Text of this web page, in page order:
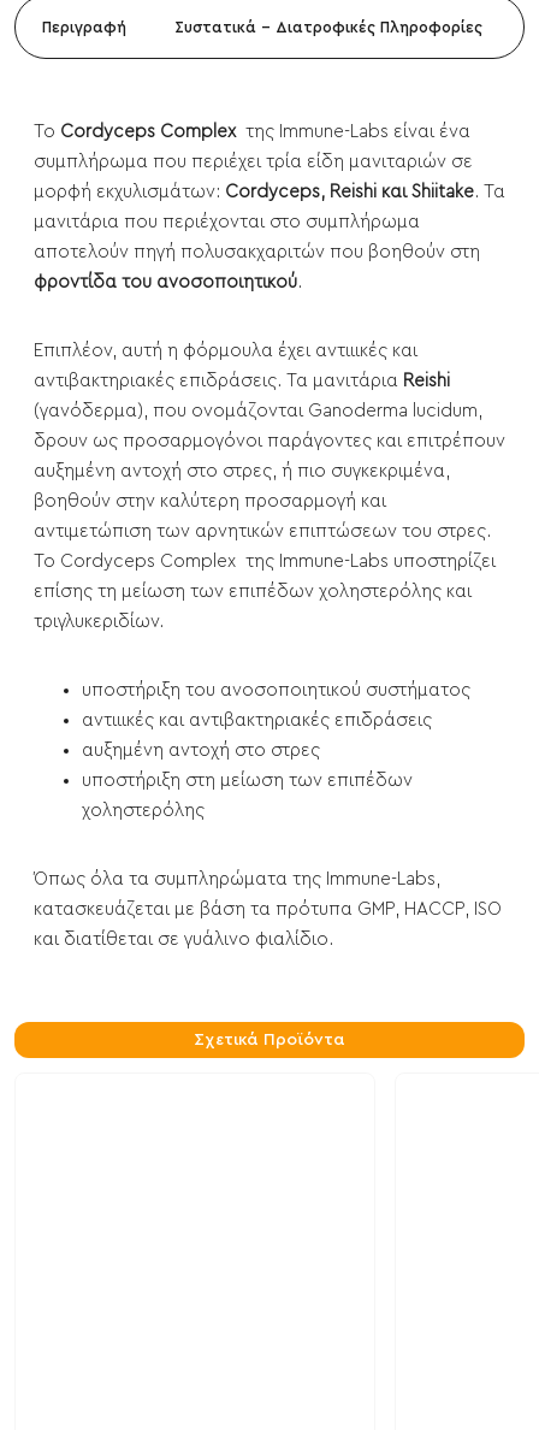
Περιγραφή Συστατικά - Διατροφικές Πληροφορίες
Το Cordyceps Complexτης Immune-Labs είναι ένα
συμπλήρωμα που περιέχει τρία είδη μανιταριών σε
μορφή εκχυλισμάτων: Cordyceps, Reishi και Shiitake. Τα
μανιτάρια που περιέχονται στο συμπλήρωμα
αποτελούν πηγή πολυσακχαριτών που βοηθούν στη
φροντίδα του ανοσοποιητικού.
Επιπλέον, αυτή η φόρμουλα έχει αντιιικές και
αντιβακτηριακές επιδράσεις. Τα μανιτάρια Reishi
(γανόδερμα), που ονομάζονται Ganoderma lucidum,
δρουν ως προσαρμογόνοι παράγοντες και επιτρέπουν
αυξημένη αντοχή στο στρες, ή πιο συγκεκριμένα,
βοηθούν στην καλύτερη προσαρμογή και
αντιμετώπιση των αρνητικών επιπτώσεων του στρες.
Το Cordyceps Complex της Immune-Labs υποστηρίζει
επίσης τη μείωση των επιπέδων χοληστερόλης και
τριγλυκεριδίων.
υποστήριξη του ανοσοποιητικού συστήματος
αντιιικές και αντιβακτηριακές επιδράσεις
αυξημένη αντοχή στο στρες
υποστήριξη στη μείωση των επιπέδων
χοληστερόλης
Όπως όλα τα συμπληρώματα της Immune-Labs,
κατασκευάζεται με βάση τα πρότυπα GMP, HACCP, ISO
και διατίθεται σε γυάλινο φιαλίδιο.
Σχετικά Προϊόντα